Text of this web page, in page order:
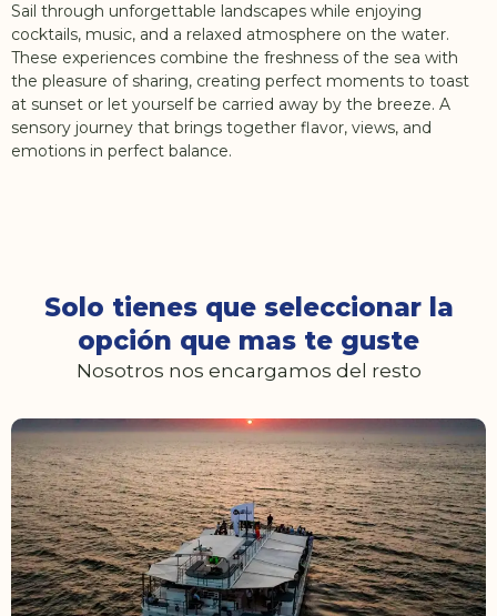
Sail through unforgettable landscapes while enjoying
cocktails, music, and a relaxed atmosphere on the water.
These experiences combine the freshness of the sea with
the pleasure of sharing, creating perfect moments to toast
at sunset or let yourself be carried away by the breeze. A
sensory journey that brings together flavor, views, and
emotions in perfect balance.
Solo tienes que seleccionar la
opción que mas te guste
Nosotros nos encargamos del resto